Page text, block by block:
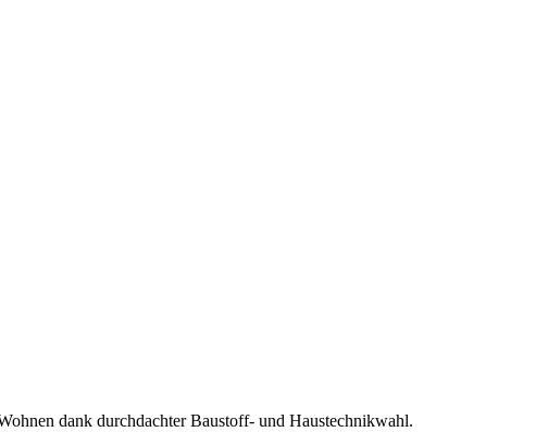
dank durchdachter Baustoff- und Haustechnikwahl.